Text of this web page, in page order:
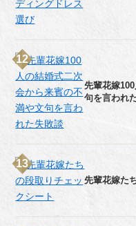
先輩花嫁
句を言われ
先輩花嫁た